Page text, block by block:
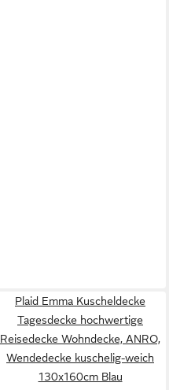
Plaid Emma Kuscheldecke
Tagesdecke hochwertige
Reisedecke Wohndecke, ANRO,
Wendedecke kuschelig-weich
130x160cm Blau